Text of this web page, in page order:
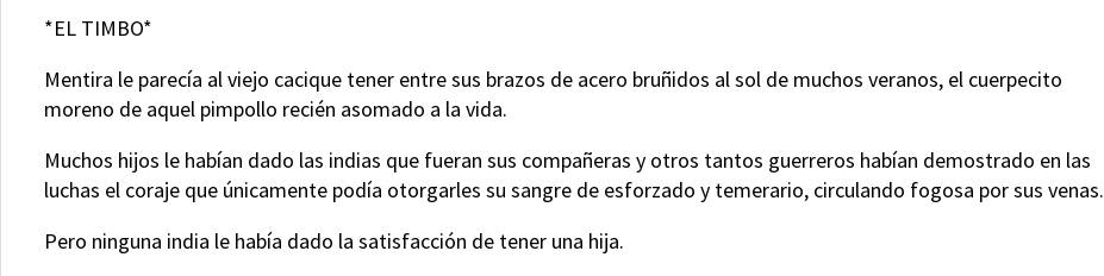
*EL TIMBO*
Mentira le parecía al viejo cacique tener entre sus brazos de acero bruñidos al sol de muchos veranos, el cuerpecito
moreno de aquel pimpollo recién asomado a la vida.
Muchos hijos le habían dado las indias que fueran sus compañeras y otros tantos guerreros habían demostrado en las
luchas el coraje que únicamente podía otorgarles su sangre de esforzado y temerario, circulando fogosa por sus venas.
Pero ninguna india le había dado la satisfacción de tener una hija.